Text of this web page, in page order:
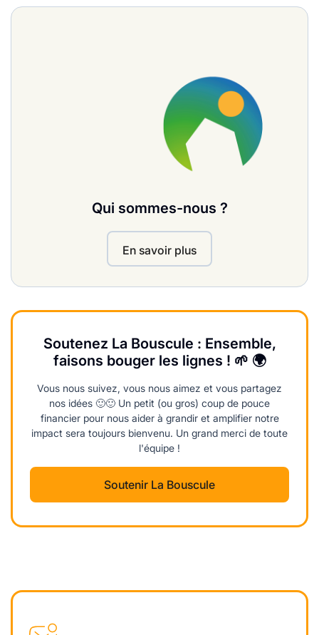
Qui sommes-nous ?
En savoir plus
Soutenez La Bouscule : Ensemble,
faisons bouger les lignes ! 🌱 🌍
Vous nous suivez, vous nous aimez et vous partagez
nos idées 🙂🙂 Un petit (ou gros) coup de pouce
financier pour nous aider à grandir et amplifier notre
impact sera toujours bienvenu. Un grand merci de toute
l'équipe !
Soutenir La Bouscule